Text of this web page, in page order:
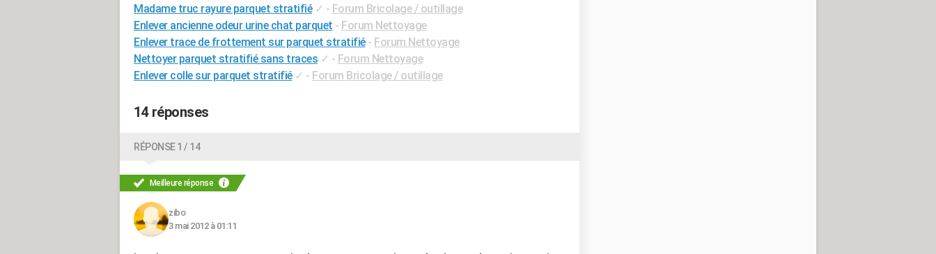
Madame truc rayure parquet stratifié ✓ - Forum Bricolage / outillage
Enlever ancienne odeur urine chat parquet - Forum Nettoyage
Enlever trace de frottement sur parquet stratifié - Forum Nettoyage
Nettoyer parquet stratifié sans traces ✓ - Forum Nettoyage
Enlever colle sur parquet stratifié ✓ - Forum Bricolage / outillage
14 réponses
RÉPONSE 1 / 14
Meilleure réponse
zibo
3 mai 2012 à 01:11